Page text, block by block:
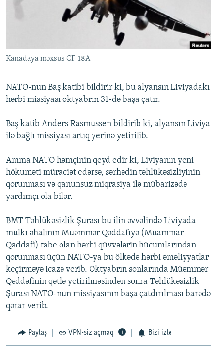
AZƏRBAYCAN ƏDƏBIYYATI KITABXANASI
PEŞƏ ETIKASI VƏ JURNALISTIKA STANDARTLARIMIZ
AZADLIQRADIOSU MOBIL TELEFONUNUZDA
XƏBƏR BÜLLETENLƏRIMIZ
RFE/RL-in bütün saytları
Kanadaya məxsus CF-18A
NATO-nun Baş katibi bildirir ki, bu alyansın Liviyadakı
hərbi missiyası oktyabrın 31-də başa çatır.
Baş katib Anders Rasmussen bildirib ki, alyansın Liviya
ilə bağlı missiyası artıq yerinə yetirilib.
Amma NATO həmçinin qeyd edir ki, Liviyanın yeni
hökuməti müraciət edərsə, sərhədin təhlükəsizliyinin
qorunması və qanunsuz miqrasiya ilə mübarizədə
yardımçı ola bilər.
BMT Təhlükəsizlik Şurası bu ilin əvvəlində Liviyada
mülki əhalinin Müəmmər Qəddafiyə (Muammar
Qaddafi) tabe olan hərbi qüvvələrin hücumlarından
qorunması üçün NATO-ya bu ölkədə hərbi əməliyyatlar
keçirməyə icazə verib. Oktyabrın sonlarında Müəmmər
Qəddəfinin qətlə yetirilməsindən sonra Təhlükəsizlik
Şurası NATO-nun missiyasının başa çatdırılması barədə
qərar verib.
Paylaş VPN-siz açmaq Bizi izlə